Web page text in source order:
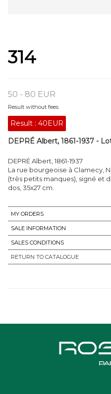
314
50 - 80 EUR
Result without fees
Result : 40EUR
DEPRÉ Albert, 1861-1937 -
DEPRÉ Albert, 1861-1937
La rue bourgeoise à Clamecy,
(très petits manques), signé et
dos, 35x27 cm.
MY ORDERS
SALE INFORMATION
SALES CONDITIONS
RETURN TO CATALOGUE